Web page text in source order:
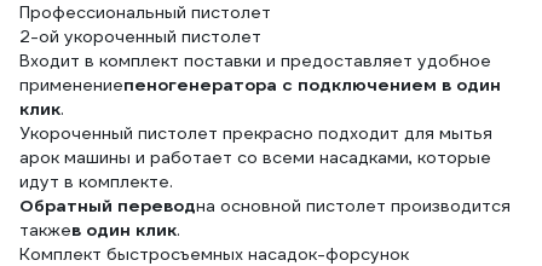
Профессиональный пистолет
2-ой укороченный пистолет
Входит в комплект поставки и предоставляет удобное
применениепеногенератора с подключением в один
клик.
Укороченный пистолет прекрасно подходит для мытья
арок машины и работает со всеми насадками, которые
идут в комплекте.
Обратный переводна основной пистолет производится
такжев один клик.
Комплект быстросъемных насадок-форсунок